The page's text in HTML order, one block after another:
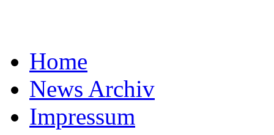
Home
News Archiv
Impressum